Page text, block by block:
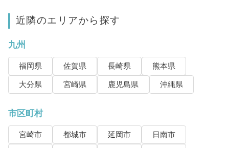
近隣のエリアから探す
九州
福岡県 佐賀県 長崎県
熊本県
大分県
宮崎県 鹿児島県 沖縄県
市区町村
宮崎市 都城市 延岡市
日南市